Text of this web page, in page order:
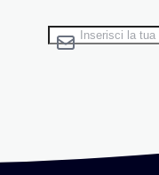
Iscriviti alla